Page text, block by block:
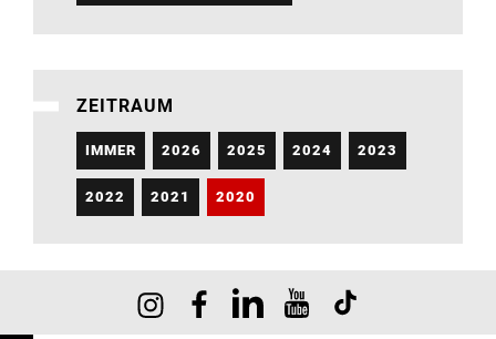
ZEITRAUM
IMMER 2026 2025 2024 2023
2022 2021 2020